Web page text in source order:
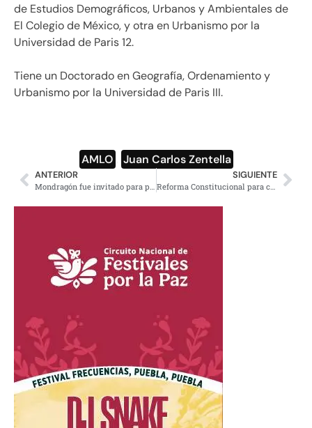
de Estudios Demográficos, Urbanos y Ambientales de
El Colegio de México, y otra en Urbanismo por la
Universidad de Paris 12.
Tiene un Doctorado en Geografía, Ordenamiento y
Urbanismo por la Universidad de Paris III.
AMLO Juan Carlos Zentella
ANTERIOR SIGUIENTE
Reforma Constitucional para cumplir acuerdos de San Andrés; AMLO